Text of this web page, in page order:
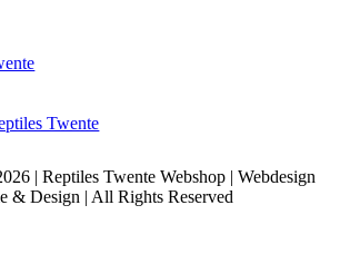
Twente
| Reptiles Twente Webshop | Webdesign
& Design | All Rights Reserved